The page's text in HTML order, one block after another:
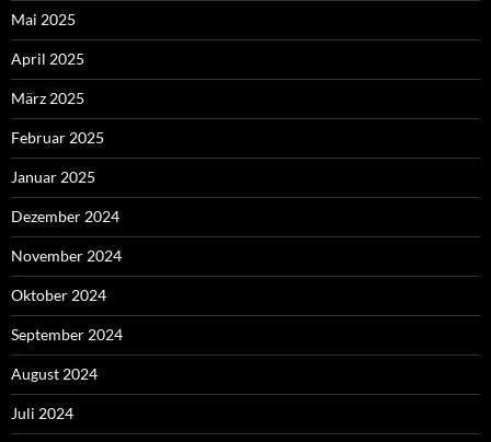
Mai 2025
April 2025
März 2025
Februar 2025
Januar 2025
Dezember 2024
November 2024
Oktober 2024
September 2024
August 2024
Juli 2024